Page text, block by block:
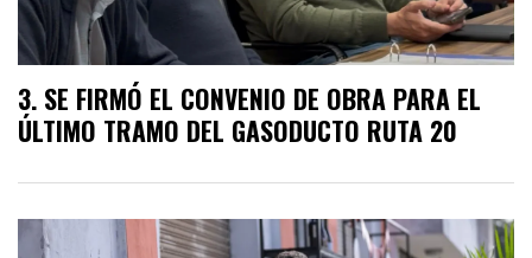
SE FIRMÓ EL CONVENIO DE OBRA PARA EL
ÚLTIMO TRAMO DEL GASODUCTO RUTA 20